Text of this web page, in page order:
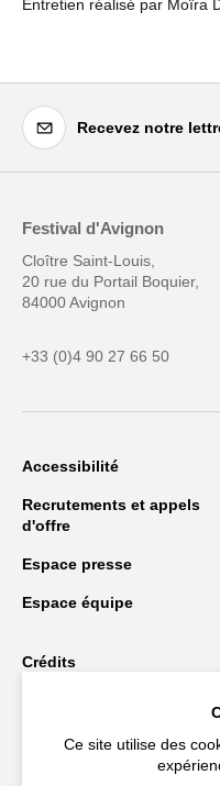
Entretien réalisé par Moïra
Recevez notre
Festival d'Avignon
Cloître Saint-Louis,
20 rue du Portail Boquier,
84000 Avignon
+33 (0)4 90 27 66 50
Accessibilité
Recrutements et appels
d'offre
Espace presse
Espace équipe
Crédits
Ce site utilise des